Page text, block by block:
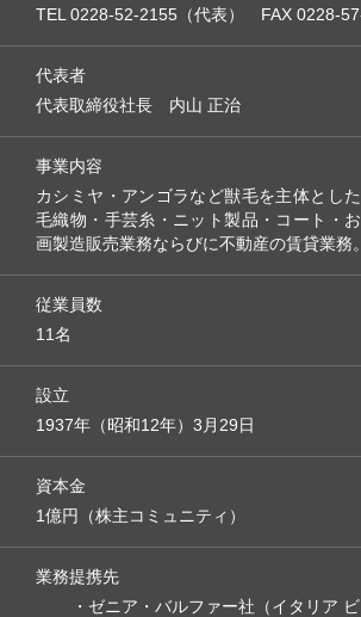
TEL 0228-52-2155（代表） FAX 0228-
代表者
代表取締役社長 内山 正治
事業内容
カシミヤ・アンゴラなど獣毛を主体とし
毛織物・手芸糸・ニット製品・コート・
画製造販売業務ならびに不動産の賃貸業務。
従業員数
11名
設立
1937年（昭和12年）3月29日
資本金
1億円（株主コミュニティ）
業務提携先
ゼニア・バルファー社（イタリア ビ